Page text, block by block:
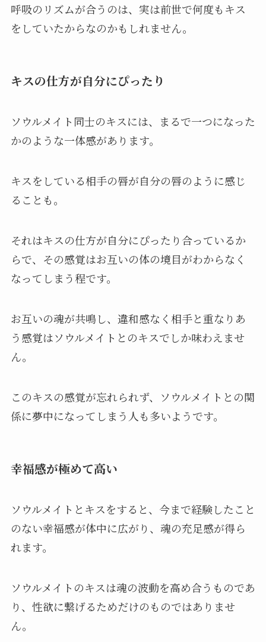
呼吸のリズムが合うのは、実は前世で何度もキス
をしていたからなのかもしれません。
キスの仕方が自分にぴったり
ソウルメイト同士のキスには、まるで一つになった
かのような一体感があります。
キスをしている相手の唇が自分の唇のように感じ
ることも。
それはキスの仕方が自分にぴったり合っているか
らで、その感覚はお互いの体の境目がわからなく
なってしまう程です。
お互いの魂が共鳴し、違和感なく相手と重なりあ
う感覚はソウルメイトとのキスでしか味わえませ
ん。
このキスの感覚が忘れられず、ソウルメイトとの関
係に夢中になってしまう人も多いようです。
幸福感が極めて高い
ソウルメイトとキスをすると、今まで経験したこと
のない幸福感が体中に広がり、魂の充足感が得ら
れます。
ソウルメイトのキスは魂の波動を高め合うものであ
り、性欲に繋げるためだけのものではありませ
ん。